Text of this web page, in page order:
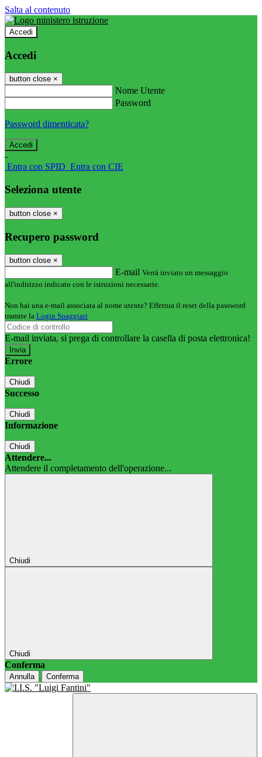
Salta al contenuto
Accedi
Accedi
button close ×
Nome Utente
Password
Password dimenticata?
-
Entra con SPID Entra con CIE
Seleziona utente
button close ×
Recupero password
button close ×
E-mail Verrà inviato un messaggio
all'indirizzo indicato con le istruzioni necessarie.
Non hai una e-mail associata al nome utente? Effettua il reset della password
tramite la Login Spaggiari
E-mail inviata, si prega di controllare la casella di posta elettronica!
Errore
Chiudi
Successo
Chiudi
Informazione
Chiudi
Attendere...
Attendere il completamento dell'operazione...
Chiudi
Chiudi
Conferma
Annulla Conferma